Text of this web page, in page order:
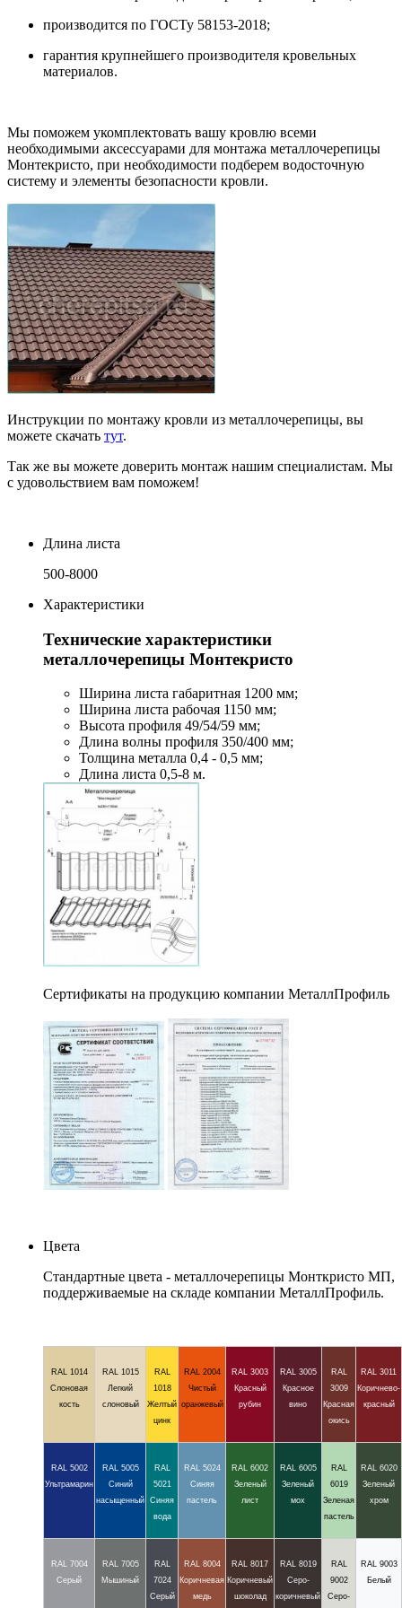
производится по ГОСТу 58153-2018;
гарантия крупнейшего производителя кровельных
материалов.
Мы поможем укомплектовать вашу кровлю всеми
необходимыми аксессуарами для монтажа металлочерепицы
Монтекристо, при необходимости подберем водосточную
систему и элементы безопасности кровли.
Инструкции по монтажу кровли из металлочерепицы, вы
можете скачать тут.
Так же вы можете доверить монтаж нашим специалистам. Мы
с удовольствием вам поможем!
Длина листа
500-8000
Характеристики
Технические характеристики
металлочерепицы Монтекристо
Ширина листа габаритная 1200 мм;
Ширина листа рабочая 1150 мм;
Высота профиля 49/54/59 мм;
Длина волны профиля 350/400 мм;
Толщина металла 0,4 - 0,5 мм;
Длина листа 0,5-8 м.
Сертификаты на продукцию компании МеталлПрофиль
Цвета
Стандартные цвета - металлочерепицы Монткристо МП,
поддерживаемые на складе компании МеталлПрофиль.
RAL 1014
Слоновая
кость
RAL 1015
Легкий
слоновый
RAL
1018
Желтый
цинк
RAL 2004
Чистый
оранжевый
RAL 3003
Красный
рубин
RAL 3005
Красное
вино
RAL
3009
Красная
окись
RAL 3011
Коричнево-
красный
RAL 5002
Ультрамарин
RAL 5005
Синий
насыщенный
RAL
5021
Синяя
вода
RAL 5024
Синяя
пастель
RAL 6002
Зеленый
лист
RAL 6005
Зеленый
мох
RAL
6019
Зеленая
пастель
RAL 6020
Зеленый
хром
RAL 7004
Серый
RAL 7005
Мышиный
RAL
7024
Серый
RAL 8004
Коричневая
медь
RAL 8017
Коричневый
шоколад
RAL 8019
Серо-
коричневый
RAL
9002
Серо-
RAL 9003
Белый